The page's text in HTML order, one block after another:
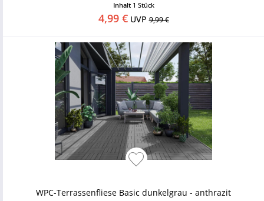
Inhalt 1 Stück
4,99 €UVP9,99 €
WPC-Terrassenfliese Basic dunkelgrau - anthrazit